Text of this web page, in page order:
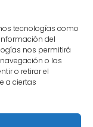
tecnologías como
del
nos permitirá
o las
o retirar el
a ciertas